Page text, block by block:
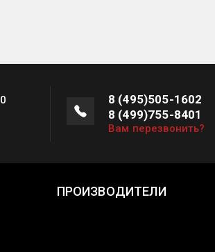
8 (495)505-1602
8 (499)755-8401
Вам перезвонить?
ПРОИЗВОДИТЕЛИ